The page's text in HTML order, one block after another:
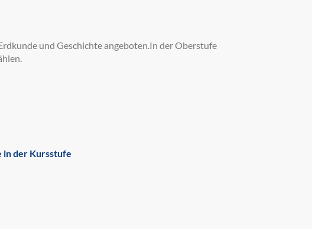
und Geschichte angeboten.In der Oberstufe
in der Kursstufe